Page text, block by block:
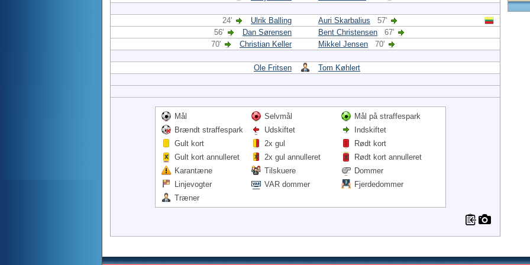
24' Ulrik Balling Auri Skarbalius
57'
56'
Dan Sørensen Bent Christensen
67'
70'
Christian Keller Mikkel Jensen 70'
Ole Fritsen Tom Køhlert
Mål Selvmål
Mål på straffespark
Brændt straffespark
Udskiftet
Indskiftet
Gult kort
2x gul
Rødt kort
Gult kort annulleret
2x gul annulleret
Rødt kort annulleret
Karantæne
Tilskuere
Dommer
Linjevogter
VAR dommer
Fjerdedommer
Træner